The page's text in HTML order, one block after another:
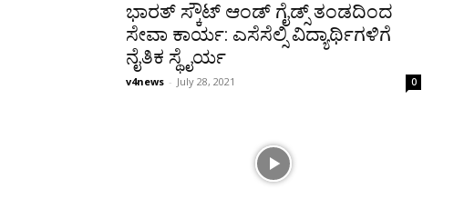
ಭಾರತ್ ಸ್ಕೌಟ್ ಆಂಡ್ ಗೈಡ್ಸ್ ತಂಡದಿಂದ
ಸೇವಾ ಕಾರ್ಯ: ಎಸೆಸೆಲ್ಸಿ ವಿದ್ಯಾರ್ಥಿಗಳಿಗೆ
ನೈತಿಕ ಸ್ಥೈರ್ಯ
v4news - July 28, 2021 0